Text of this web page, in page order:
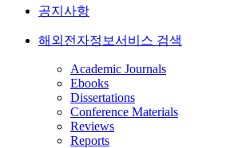
공지사항
해외전자정보서비스 검색
Academic Journals
Ebooks
Dissertations
Conference Materials
Reviews
Reports